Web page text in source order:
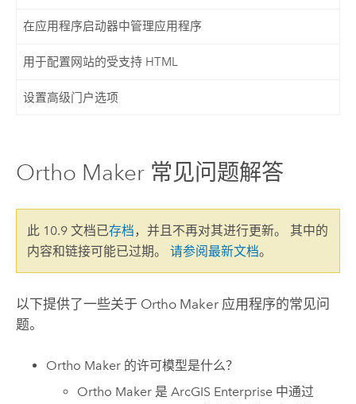
在应用程序启动器中管理应用程序
用于配置网站的受支持 HTML
设置高级门户选项
Ortho Maker 常见问题解答
此 10.9 文档已存档，并且不再对其进行更新。 其中的
内容和链接可能已过期。 请参阅最新文档。
以下提供了一些关于 Ortho Maker应用程序的常见问
题。
Ortho Maker 的许可模型是什么？
Ortho Maker 是ArcGIS Enterprise 中通过